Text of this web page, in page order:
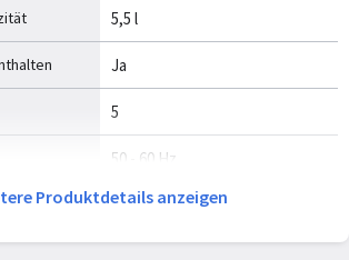
5,5 l
Ja
5
50 - 60 Hz
Produktdetails anzeigen